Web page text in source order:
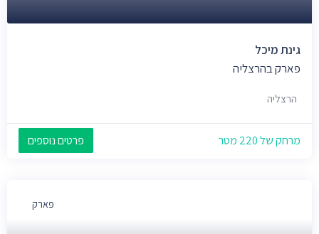
גינת מיכל
פארק בהרצליה
הרצליה
מרחק של 220 מטר פרטים נוספים
פארק